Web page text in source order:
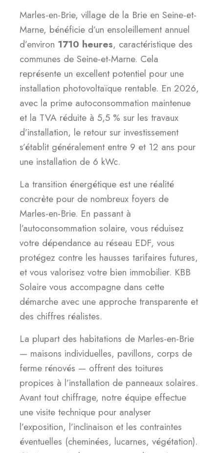
Marles-en-Brie, village de la Brie en Seine-et-
Marne, bénéficie d’un ensoleillement annuel
d’environ 1710 heures, caractéristique des
communes de Seine-et-Marne. Cela
représente un excellent potentiel pour une
installation photovoltaïque rentable. En 2026,
avec la prime autoconsommation maintenue
et la TVA réduite à 5,5 % sur les travaux
d’installation, le retour sur investissement
s’établit généralement entre 9 et 12 ans pour
une installation de 6 kWc.
La transition énergétique est une réalité
concrète pour de nombreux foyers de
Marles-en-Brie. En passant à
l’autoconsommation solaire, vous réduisez
votre dépendance au réseau EDF, vous
protégez contre les hausses tarifaires futures,
et vous valorisez votre bien immobilier. KBB
Solaire vous accompagne dans cette
démarche avec une approche transparente et
des chiffres réalistes.
La plupart des habitations de Marles-en-Brie
— maisons individuelles, pavillons, corps de
ferme rénovés — offrent des toitures
propices à l’installation de panneaux solaires.
Avant tout chiffrage, notre équipe effectue
une visite technique pour analyser
l’exposition, l’inclinaison et les contraintes
éventuelles (cheminées, lucarnes, végétation).